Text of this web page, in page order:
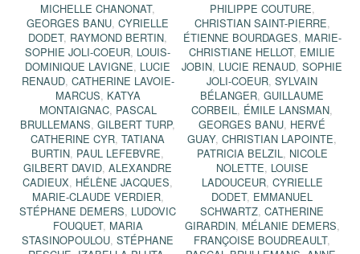
MICHELLE CHANONAT,
GEORGES BANU,CYRIELLE
DODET, RAYMOND BERTIN,
SOPHIE JOLI-COEUR, LOUIS-
DOMINIQUE LAVIGNE, LUCIE
RENAUD, CATHERINE LAVOIE-
MARCUS, KATYA
MONTAIGNAC, PASCAL
BRULLEMANS,GILBERT TURP,
CATHERINE CYR,TATIANA
BURTIN, PAUL LEFEBVRE,
GILBERT DAVID,ALEXANDRE
CADIEUX, HÉLÈNE JACQUES,
MARIE-CLAUDE VERDIER,
STÉPHANE DEMERS, LUDOVIC
FOUQUET, MARIA
STASINOPOULOU,STÉPHANE
PHILIPPE COUTURE,
CHRISTIAN SAINT-PIERRE,
ÉTIENNE BOURDAGES, MARIE-
CHRISTIANE HELLOT, EMILIE
JOBIN, LUCIE RENAUD,SOPHIE
JOLI-COEUR,SYLVAIN
BÉLANGER,GUILLAUME
CORBEIL, ÉMILE LANSMAN,
GEORGES BANU, HERVÉ
GUAY,CHRISTIAN LAPOINTE,
PATRICIA BELZIL, NICOLE
NOLETTE, LOUISE
LADOUCEUR, CYRIELLE
DODET, EMMANUEL
SCHWARTZ,CATHERINE
GIRARDIN, MÉLANIE DEMERS,
FRANÇOISE BOUDREAULT,